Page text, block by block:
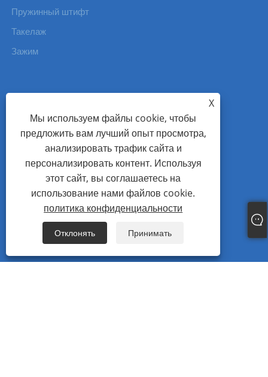
Пружинный штифт
Такелаж
Зажим
Тел.: +86-577-86115111
Mob: +86-13738337668
Электронная почта: master@wzjhfastener.com
Адрес: No.38 Baita Road, Guoxi Ouhai, Вэньчжоу,
Чжэцзян, Китай.
Fax: +86-577-86111555
X
Мы используем файлы cookie, чтобы
предложить вам лучший опыт просмотра,
анализировать трафик сайта и
персонализировать контент. Используя
этот сайт, вы соглашаетесь на
использование нами файлов cookie.
политика конфиденциальности
Отклонять Принимать